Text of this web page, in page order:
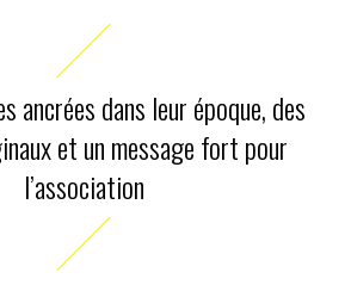
ancrées dans leur époque, des
et un message fort pour
l’association